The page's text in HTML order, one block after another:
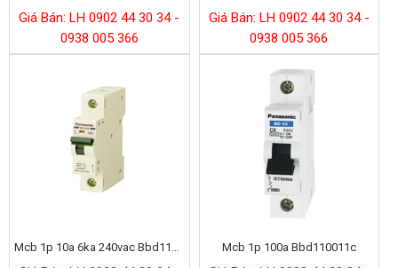
Giá Bán: LH 0902 44 30 34 -
0938 005 366
Giá Bán: LH 0902 44 30 34 -
0938 005 366
Mcb 1p 100a Bbd110011c